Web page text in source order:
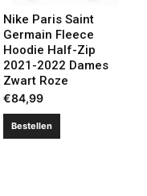
Nike Paris Saint
Germain Fleece
Hoodie Half-Zip
2021-2022 Dames
Zwart Roze
€84,99
Bestellen